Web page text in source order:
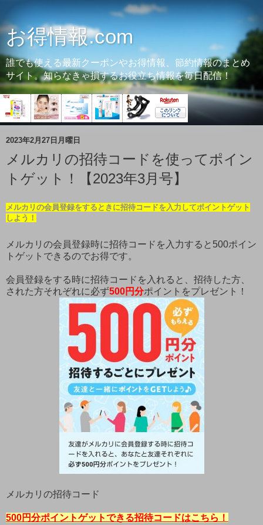
お得情報.com
誰でも使える最新クーポンやお得情報、節約情報のまとめ
サイト。知らなきゃ損するお役立ち情報を毎日配信！
2023年2月27日月曜日
メルカリの招待コードを使ってポイン
トゲット！【2023年3月号】
メルカリの会員登録をするときに招待コードを入力してポイントゲット
しよう！
メルカリの会員登録時に招待コードを入力すると500ポイン
トゲットできるのでお得です。
会員登録をする時に招待コードを入れると、招待した方、
された方それぞれに必ず500円分ポイントをプレゼント！
メルカリの招待コード
500円分ポイントゲットできる招待コードはこちら！